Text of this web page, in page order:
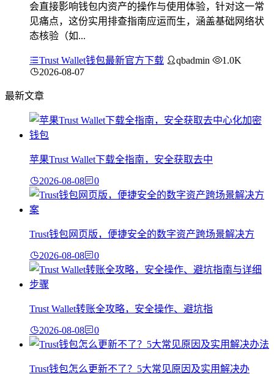
会直接影响钱包内资产的操作与使用体验，针对这一常
见痛点，这份实用排查指南应运而生，涵盖基础网络状
态核验（如...
Trust Wallet钱包最新官方下载 qbadmin
1.0K
2026-08-07
最新文章
苹果Trust Wallet下载全指南，安全获取去中
2026-08-08 0
Trust钱包网页版，便捷安全的数字资产跨场景解决方
2026-08-08 0
Trust Wallet转账全攻略，安全操作、避坑指
2026-08-08 0
Trust钱包怎么更新不了？5大常见原因及实用解决办